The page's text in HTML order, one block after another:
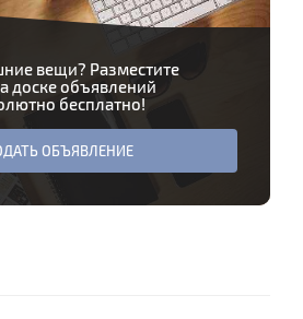
вещи? Разместите
доске объявлений
бесплатно!
ОБЪЯВЛЕНИЕ